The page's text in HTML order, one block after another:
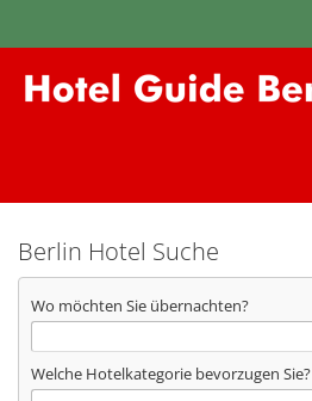
Berlin Hotel Suche
Wo möchten Sie übernachten?
Welche Hotelkategorie bevorzugen Sie?